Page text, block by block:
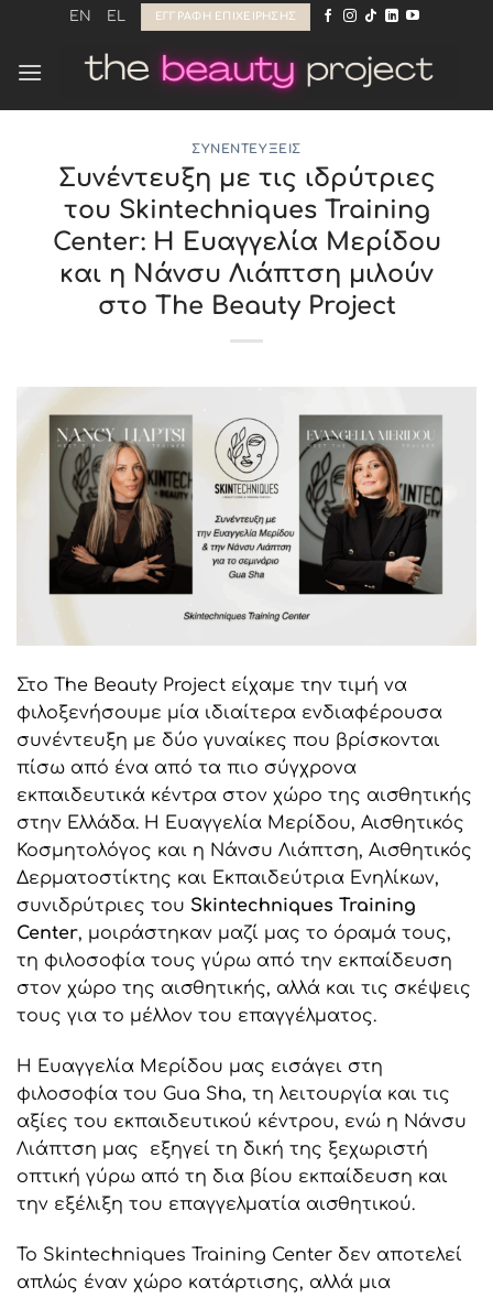
Μετάβαση
περιεχόμενο
EN EL ΕΓΓΡΑΦΉ ΕΠΙΧΕΊΡΗΣΗΣ
ΣΥΝΕΝΤΕΎΞΕΙΣ
Συνέντευξη με τις ιδρύτριες
του Skintechniques Training
Center: Η Ευαγγελία Μερίδου
και η Νάνσυ Λιάπτση μιλούν
στο The Beauty Project
Στο The Beauty Project είχαμε την τιμή να
φιλοξενήσουμε μία ιδιαίτερα ενδιαφέρουσα
συνέντευξη με δύο γυναίκες που βρίσκονται
πίσω από ένα από τα πιο σύγχρονα
εκπαιδευτικά κέντρα στον χώρο της αισθητικής
στην Ελλάδα. Η Ευαγγελία Μερίδου, Αισθητικός
Κοσμητολόγος και η Νάνσυ Λιάπτση, Αισθητικός
Δερματοστίκτης και Εκπαιδεύτρια Ενηλίκων,
συνιδρύτριες του Skintechniques Training
Center, μοιράστηκαν μαζί μας το όραμά τους,
τη φιλοσοφία τους γύρω από την εκπαίδευση
στον χώρο της αισθητικής, αλλά και τις σκέψεις
τους για το μέλλον του επαγγέλματος.
Η Ευαγγελία Μερίδου μας εισάγει στη
φιλοσοφία του Gua Sha, τη λειτουργία και τις
αξίες του εκπαιδευτικού κέντρου, ενώ η Νάνσυ
Λιάπτση μας εξηγεί τη δική της ξεχωριστή
οπτική γύρω από τη δια βίου εκπαίδευση και
την εξέλιξη του επαγγελματία αισθητικού.
Το Skintechniques Training Center δεν αποτελεί
απλώς έναν χώρο κατάρτισης, αλλά μια